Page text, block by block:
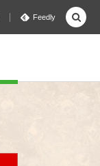
Feedly